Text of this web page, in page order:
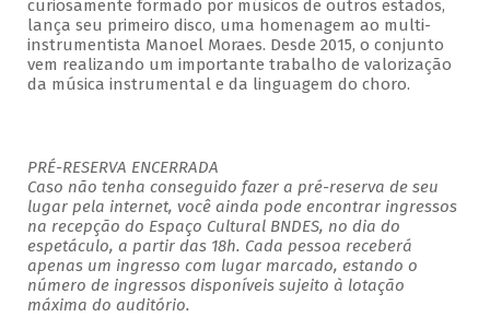
curiosamente formado por músicos de outros estados,
lança seu primeiro disco, uma homenagem ao multi-
instrumentista Manoel Moraes. Desde 2015, o conjunto
vem realizando um importante trabalho de valorização
da música instrumental e da linguagem do choro.
PRÉ-RESERVA ENCERRADA
Caso não tenha conseguido fazer a pré-reserva de seu
lugar pela internet, você ainda pode encontrar ingressos
na recepção do Espaço Cultural BNDES, no dia do
espetáculo, a partir das 18h. Cada pessoa receberá
apenas um ingresso com lugar marcado, estando o
número de ingressos disponíveis sujeito à lotação
máxima do auditório.